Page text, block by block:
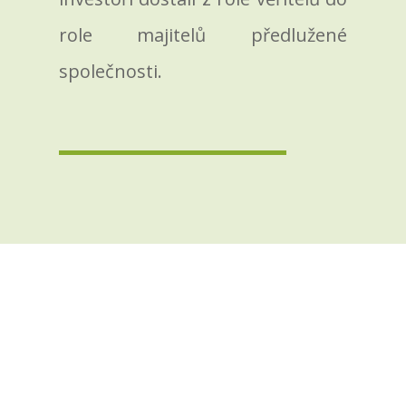
role majitelů předlužené
společnosti.